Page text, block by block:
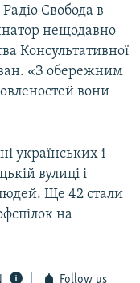
Свобода в
нещодавно
Консультативної
«З обережним
вони
українських і
вулиці і
Ще 42 стали
на
Follow us